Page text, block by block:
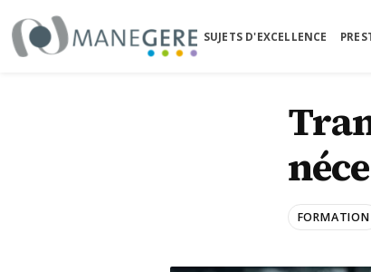
SUJETS D'EXCELLENCE
Accueil›Blog›Transparence totale
FORMATION